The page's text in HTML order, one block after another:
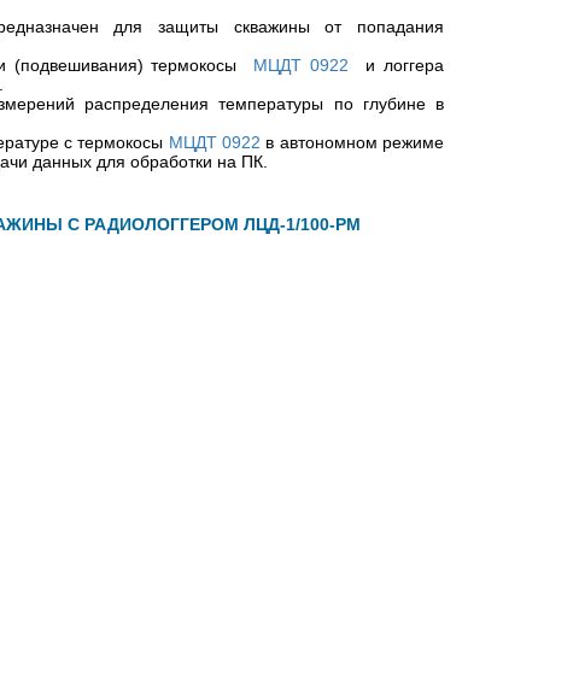
для защиты скважины от попадания
(подвешивания) термокосы МЦДТ 0922
и логгера
распределения температуры по глубине в
с термокосы МЦДТ 0922 в автономном режиме
данных для обработки на ПК.
С РАДИОЛОГГЕРОМ ЛЦД-1/100-РМ